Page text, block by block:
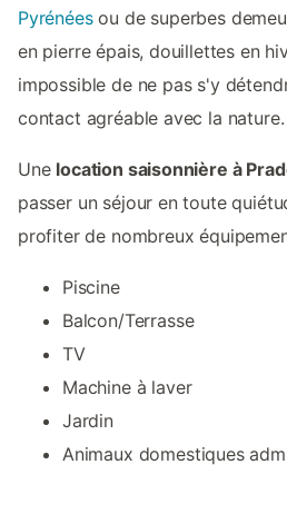
Pyrénéesou de superbes
en pierre épais, douillettes en
impossible de ne pas s'y
contact agréable avec la nature.
Une location saisonnière à
passer un séjour en toute
profiter de nombreux
Piscine
Balcon/Terrasse
TV
Machine à laver
Jardin
Animaux domestiques